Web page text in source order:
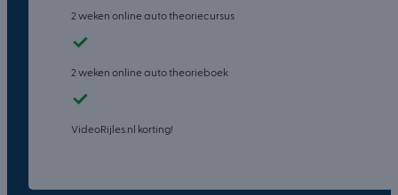
2 weken online auto theoriecursus
2 weken online auto theorieboek
VideoRijles.nl korting!